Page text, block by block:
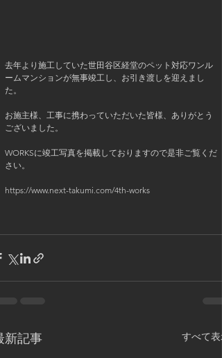
去年より施工していた世田谷区経堂のペット対応ワンル
ームマンションが無事竣工し、お引き渡しを迎えまし
た。
お施主様、工事に携わっていただいた皆様、ありがとう
ございました。
WORKSに竣工写真を掲載しておりますので是非ご覧くだ
さい。
https://www.next-takumi.com/4th-works
新記事 すべて表